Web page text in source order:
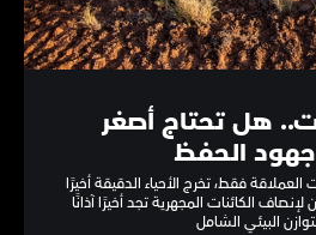
هل تحتاج أصغر
الحفظ
فقط، تخرج الأحياء الدقيقة أخيرًا
لإنصاف الكائنات المجهرية تجد أخيرًا آذانًا
البيئي الشامل